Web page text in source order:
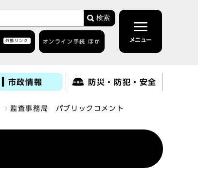
検索
外部リンク オンライン手続 ほか メニュー
市政情報 防災・防犯・安全
監査事務局 パブリックコメント